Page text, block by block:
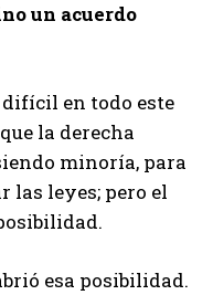
un acuerdo
difícil en todo este
la derecha
minoría, para
las leyes; pero el
esa posibilidad.